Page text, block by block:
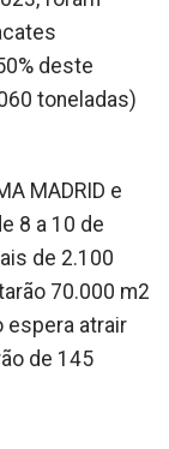
deste
toneladas)
MADRID e
8 a 10 de
de 2.100
70.000 m2
espera atrair
de 145